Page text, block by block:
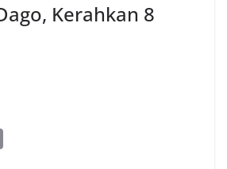
Kerahkan 8